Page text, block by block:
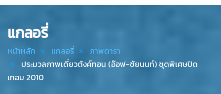
Thai
แกลอรี่
หน้าหลัก แกลอรี่
ภาพดารา
ประมวลภาพเดี่ยวตังค์ทอน (อ๊อฟ-ชัยนนท์) ชุดพิเศษปิด
เทอม 2010